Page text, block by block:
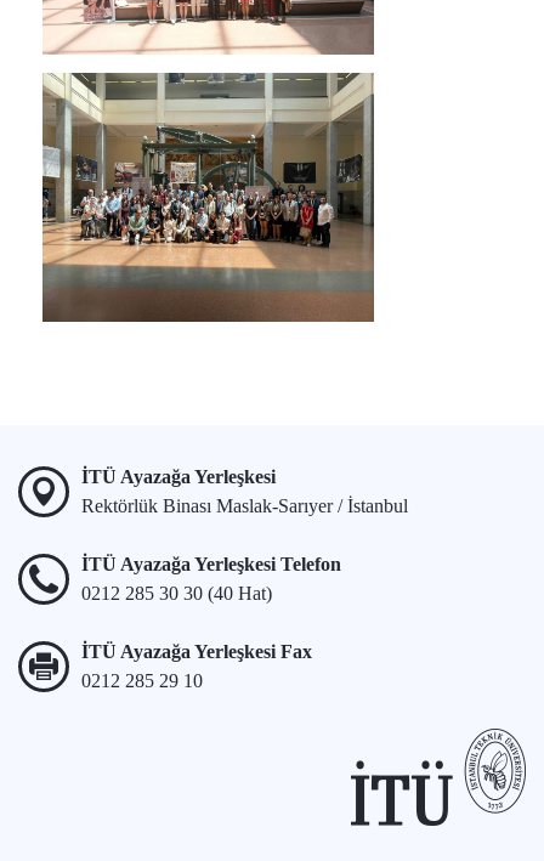
İTÜ Ayazağa Yerleşkesi
Rektörlük Binası Maslak-Sarıyer / İstanbul
İTÜ Ayazağa Yerleşkesi Telefon
0212 285 30 30 (40 Hat)
İTÜ Ayazağa Yerleşkesi Fax
0212 285 29 10